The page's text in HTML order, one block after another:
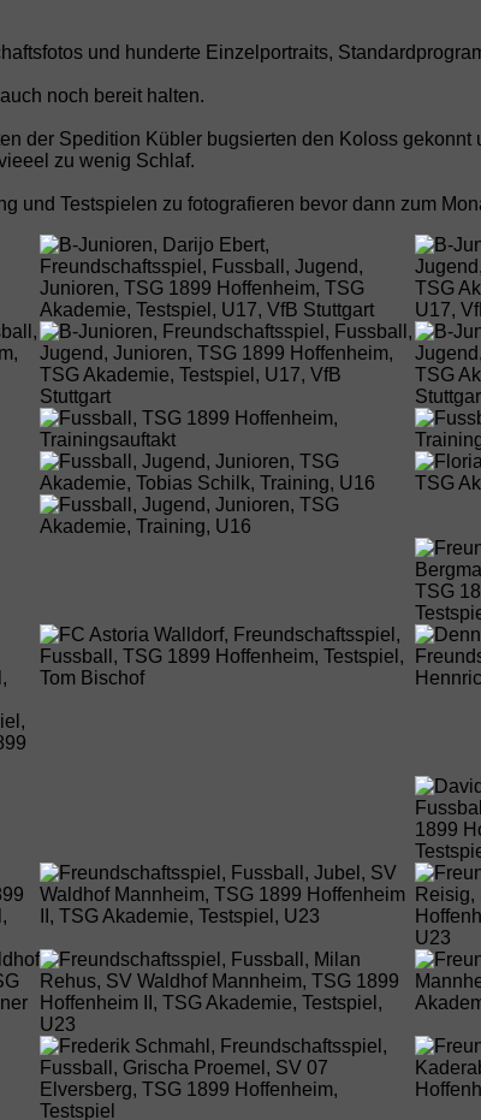
und hunderte Einzelportraits,
noch bereit halten.
der Spedition Kübler bugsierten den Koloss
zu wenig Schlaf.
und Testspielen zu fotografieren bevor dann zum